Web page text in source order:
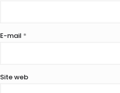
E-mail *
Site web